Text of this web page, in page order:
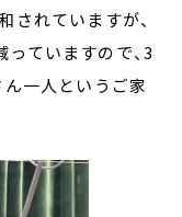
されていますが、
ていますので、3
ん一人というご家